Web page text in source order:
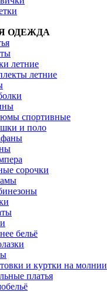
ОДЕЖДА
летние
летние
спортивные
и поло
сорочки
бельё
и куртки на молнии
платья